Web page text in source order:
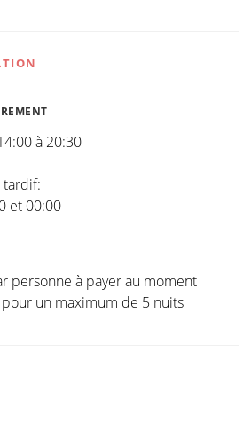
à 20:30
et 00:00
personne à payer au moment
un maximum de 5 nuits